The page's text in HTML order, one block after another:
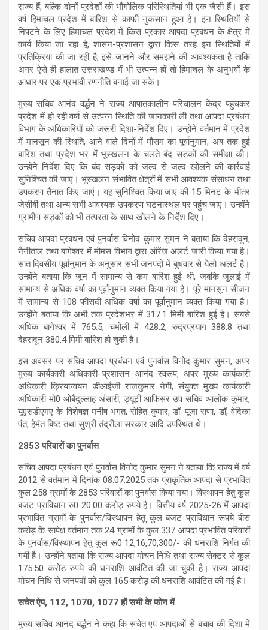
राज्य हैं, बल्कि दोनों प्रदेशों की भौगोलिक परिस्थितियां भी एक जैसी हैं। इस
वर्ष हिमाचल प्रदेश में बारिश से काफी नुकसान हुआ है। इन स्थितियों से
निपटने के लिए हिमाचल प्रदेश में किस प्रकार आपदा प्रबंधन के क्षेत्र में
कार्य किया जा रहा है, शासन-प्रशासन द्वारा किस तरह इन स्थितियों में
प्रतिक्रिया की जा रही है, इसे जानने और समझने की आवश्यकता है ताकि
अगर ऐसे ही हालात उत्तराखण्ड में भी उत्पन्न हों तो हिमाचल के अनुभवों के
आधार पर एक प्रभावी रणनीति बनाई जा सके।
मुख्य सचिव आनंद वर्द्धन ने राज्य आपातकालीन परिचालन केंद्र पहुंचकर
प्रदेश में हो रही वर्षा से उत्पन्न स्थिति की जानकारी ली तथा आपदा प्रबंधन
विभाग के अधिकारियों को जरूरी दिशा-निर्देश दिए। उन्होंने वर्तमान में प्रदेश
में मानसून की स्थिति, आने वाले दिनों में मौसम का पूर्वानुमान, अब तक हुई
बारिश तथा प्रदेश भर में भूस्खलन के चलते बंद सड़कों की समीक्षा की।
उन्होंने निर्देश दिए कि बंद सड़कों को जल्द से जल्द खोलने की कार्रवाई
सुनिश्चित की जाए। भूस्खलन संभावित क्षेत्रों में सभी आवश्यक संसाधन तथा
उपकरण तैनात किए जाएं। यह सुनिश्चित किया जाए की 15 मिनट के भीतर
जेसीबी तथा अन्य सभी आवश्यक उपकरण घटनास्थल पर पहुंच जाए। उन्होंने
ग्रामीण सड़कों को भी तत्परता के साथ खोलने के निर्देश दिए।
सचिव आपदा प्रबंधन एवं पुनर्वास विनोद कुमार सुमन ने बताया कि देहरादून,
नैनीताल तथा बागेश्वर में मौमस विभाग द्वारा ऑरेंज अलर्ट जारी किया गया है।
सात दिवसीय पूर्वानुमान के अनुसार सभी जनपदों में बुधवार से येलो अलर्ट है।
उन्होंने बताया कि जून में सामान्य से कम बारिश हुई थी, जबकि जुलाई में
सामान्य से अधिक वर्षा का पूर्वानुमान व्यक्त किया गया है। पूरे मानसून सीजन
में सामान्य से 108 फीसदी अधिक वर्षा का पूर्वानुमान व्यक्त किया गया है।
उन्होंने बताया कि अभी तक प्रदेशभर में 317.1 मिमी बारिश हुई है। सबसे
अधिक बागेश्वर में 765.5, चमोली में 428.2, रुद्रप्रयाग 388.8 तथा
देहरादून 380.4 मिमी बारिश हो चुकी है।
इस अवसर पर सचिव आपदा प्रबंधन एवं पुनर्वास विनोद कुमार सुमन, अपर
मुख्य कार्यकारी अधिकारी प्रशासन आनंद स्वरूप, अपर मुख्य कार्यकारी
अधिकारी क्रियान्वयन डीआईजी राजकुमार नेगी, संयुक्त मुख्य कार्यकारी
अधिकारी मो0 ओबैदुल्लाह अंसारी, ड्यूटी आफिसर उप सचिव आलोक कुमार,
यूएसडीएमए के विशेषज्ञ मनीष भगत, रोहित कुमार, डॉ. पूजा राणा, डॉ, वेदिका
पंत, हेमंत बिष्ट तथा सुश्री तंद्रीला सरकार आदि उपस्थित थे।
2853 परिवारों का पुनर्वास
सचिव आपदा प्रबंधन एवं पुनर्वास विनोद कुमार सुमन ने बताया कि राज्य में वर्ष
2012 से वर्तमान में दिनांक 08.07.2025 तक प्राकृतिक आपदा से प्रभावित
कुल 258 ग्रामों के 2853 परिवारों का पुनर्वास किया गया। विस्थापन हेतु कुल
बजट प्राविधान रु0 20.00 करोड़ रुपये है। वित्तीय वर्ष 2025-26 में आपदा
प्रभावित ग्रामों के पुनर्वास/विस्थापन हेतु कुल बजट प्राविधान रूपये बीस
करोड़ के सापेक्ष वर्तमान तक 24 ग्रामों के कुल 337 आपदा प्रभावित परिवारों
के पुनर्वास/विस्थापन हेतु कुल रू0 12,16,70,300/- की धनराशि निर्गत की
गयी है। उन्होंने बताया कि राज्य आपदा मोचन निधि तथा राज्य सेक्टर से कुल
175.50 करोड़ रुपये की धनराशि आवंटित की जा चुकी है। राज्य आपदा
मोचन निधि से जनपदों को कुल 165 करोड़ की धनराशि आवंटित की गई है।
सचेत ऐप, 112, 1070, 1077 हों सभी के फोन में
मुख्य सचिव आनंद बर्द्धन ने कहा कि सचेत एप आपदाओं से बचाव की दिशा में